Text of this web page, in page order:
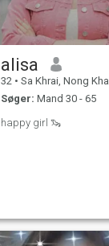
alisa
32 • Sa Khrai, Nong Khai,
Søger: Mand 30 - 65
happy girl 🦦